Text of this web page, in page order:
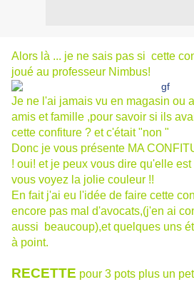
Alors là ... je ne sais pas si cette
joué au professeur Nimbus!
Je ne l'ai jamais vu en magasin ou
amis et famille ,pour savoir si ils
cette confiture ? et c'était "non "
Donc je vous présente MA
! oui! et je peux vous dire qu'elle
vous voyez la jolie couleur !!
En fait j'ai eu l'idée de faire cette
encore pas mal d'avocats,(j'en ai
aussi beaucoup),et quelques uns
à point.
RECETTE pour 3 pots plus un